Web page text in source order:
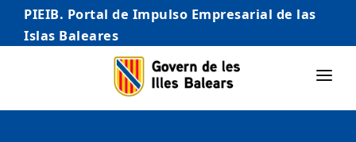
PIEIB. Portal de Impulso Empresarial de las
Islas Baleares
INICIO